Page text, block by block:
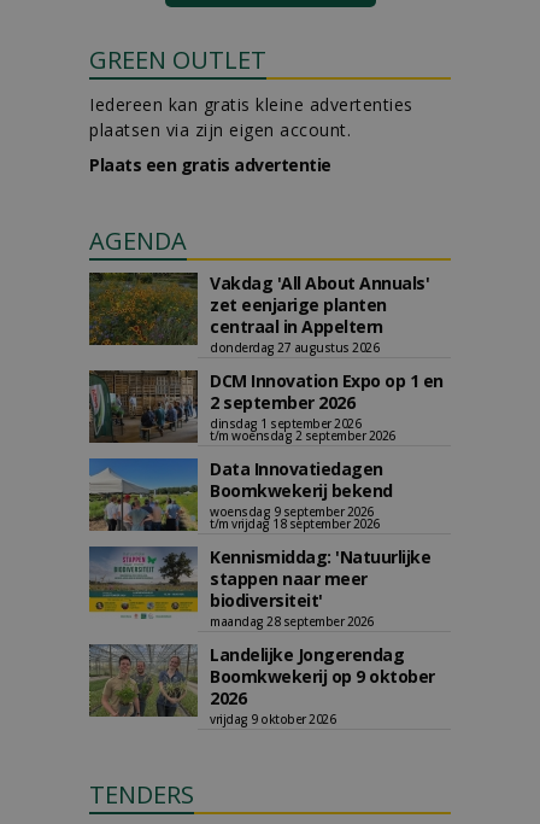
GREEN OUTLET
Iedereen kan gratis kleine advertenties
plaatsen via zijn eigen account.
Plaats een gratis advertentie
AGENDA
Vakdag 'All About Annuals'
zet eenjarige planten
centraal in Appeltern
donderdag 27 augustus 2026
DCM Innovation Expo op 1 en
2 september 2026
dinsdag 1 september 2026
t/m woensdag 2 september 2026
Data Innovatiedagen
Boomkwekerij bekend
woensdag 9 september 2026
t/m vrijdag 18 september 2026
Kennismiddag: 'Natuurlijke
stappen naar meer
biodiversiteit'
maandag 28 september 2026
Landelijke Jongerendag
Boomkwekerij op 9 oktober
2026
vrijdag 9 oktober 2026
TENDERS